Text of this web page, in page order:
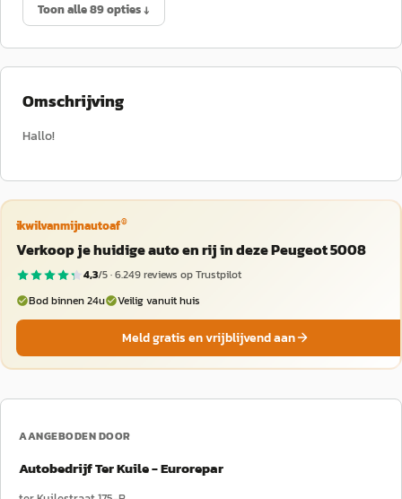
Toon alle 89 opties ↓
Omschrijving
Hallo!
ikwilvanmijnautoaf®
Verkoop je huidige auto en rij in deze Peugeot 5008
4,3/5 ·6.249reviews op Trustpilot
Bod binnen 24u
Veilig vanuit huis
Meld gratis en vrijblijvend aan
AANGEBODEN DOOR
Autobedrijf Ter Kuile - Eurorepar